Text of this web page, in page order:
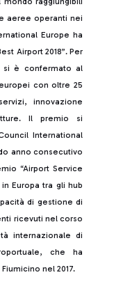
aeree operanti nei
Europe ha
Airport 2018”. Per
si è confermato al
con oltre 25
innovazione
Il premio si
International
anno consecutivo
“Airport Service
Europa tra gli hub
di gestione di
ricevuti nel corso
internazionale di
che ha
nel 2017.